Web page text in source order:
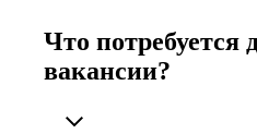
Что потребуется
вакансии?